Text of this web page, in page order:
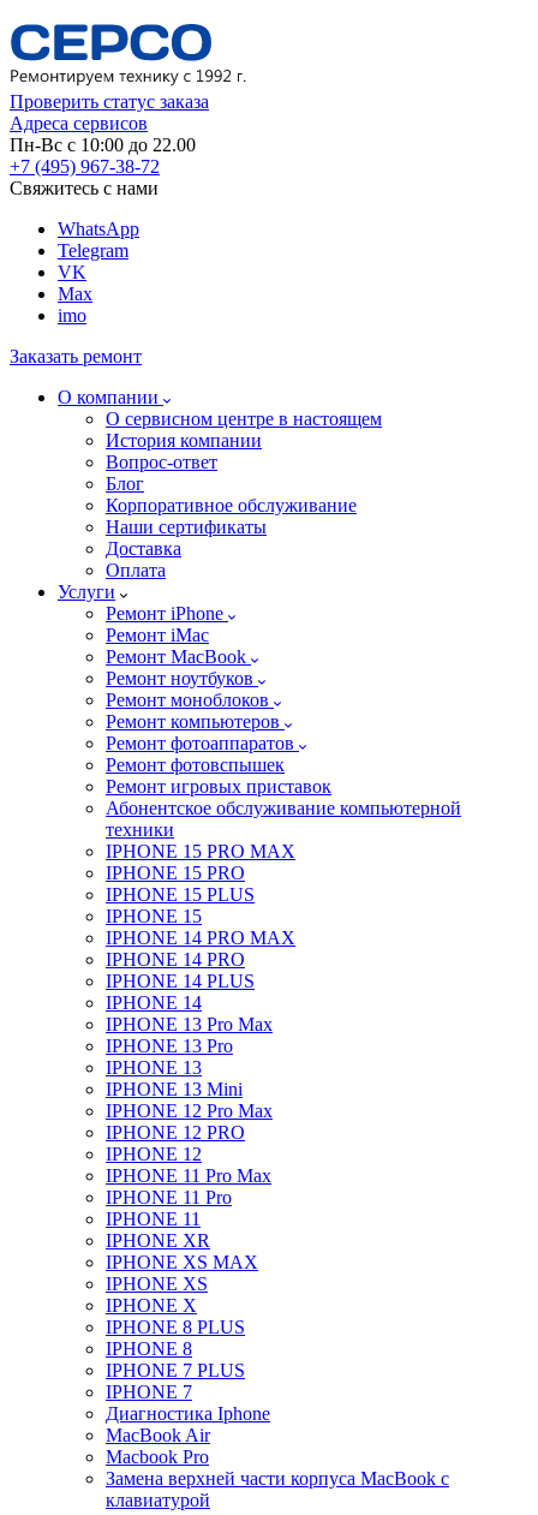
Проверить статус заказа
Адреса сервисов
Пн-Вс с 10:00 до 22.00
+7 (495) 967-38-72
Свяжитесь с нами
WhatsApp
Telegram
VK
Max
imo
Заказать ремонт
О компании
О сервисном центре в настоящем
История компании
Вопрос-ответ
Блог
Корпоративное обслуживание
Наши сертификаты
Доставка
Оплата
Услуги
Ремонт iPhone
Ремонт iMac
Ремонт MacBook
Ремонт ноутбуков
Ремонт моноблоков
Ремонт компьютеров
Ремонт фотоаппаратов
Ремонт фотовспышек
Ремонт игровых приставок
Абонентское обслуживание компьютерной
техники
IPHONE 15 PRO MAX
IPHONE 15 PRO
IPHONE 15 PLUS
IPHONE 15
IPHONE 14 PRO MAX
IPHONE 14 PRO
IPHONE 14 PLUS
IPHONE 14
IPHONE 13 Pro Max
IPHONE 13 Pro
IPHONE 13
IPHONE 13 Mini
IPHONE 12 Pro Max
IPHONE 12 PRO
IPHONE 12
IPHONE 11 Pro Max
IPHONE 11 Pro
IPHONE 11
IPHONE XR
IPHONE XS MAX
IPHONE XS
IPHONE X
IPHONE 8 PLUS
IPHONE 8
IPHONE 7 PLUS
IPHONE 7
Диагностика Iphone
MacBook Air
Macbook Pro
Замена верхней части корпуса MacBook с
клавиатурой